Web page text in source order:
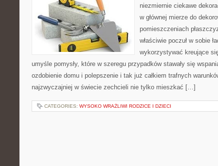
niezmiernie ciekawe
w głównej mierze do
pomieszczeniach
właściwie poczuł w sobie
wykorzystywać kreujące
umyśle pomysły, które w szeregu przypadków stawały się
ozdobienie domu i polepszenie i tak już całkiem trafnych
najzwyczajniej w świecie zechcieli nie tylko mieszkać […]
CATEGORIES: WYSOKO WRAŻLIWI RODZICE I DZIECI